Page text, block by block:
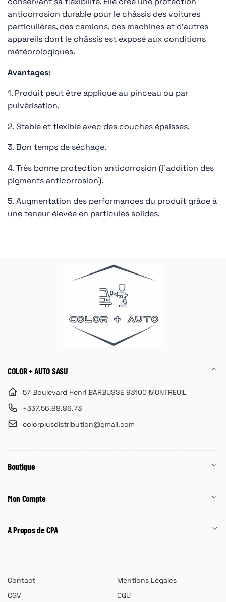
anticorrosion durable pour le châssis des voitures
particulières, des camions, des machines et d’autres
appareils dont le châssis est exposé aux conditions
météorologiques.
Avantages:
1. Produit peut être appliqué au pinceau ou par
pulvérisation.
2. Stable et flexible avec des couches épaisses.
3. Bon temps de séchage.
4. Très bonne protection anticorrosion (l’addition des
pigments anticorrosion).
5. Augmentation des performances du produit grâce à
une teneur élevée en particules solides.
COLOR + AUTO SASU
57 Boulevard Henri BARBUSSE 93100 MONTREUIL
+337.56.88.86.73
colorplusdistribution@gmail.com
Boutique
Mon Compte
A Propos de CPA
Contact
Mentions Légales
CGV
CGU